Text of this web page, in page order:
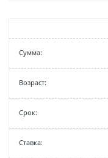
Cумма:
Возраст:
Срок:
Cтавка: